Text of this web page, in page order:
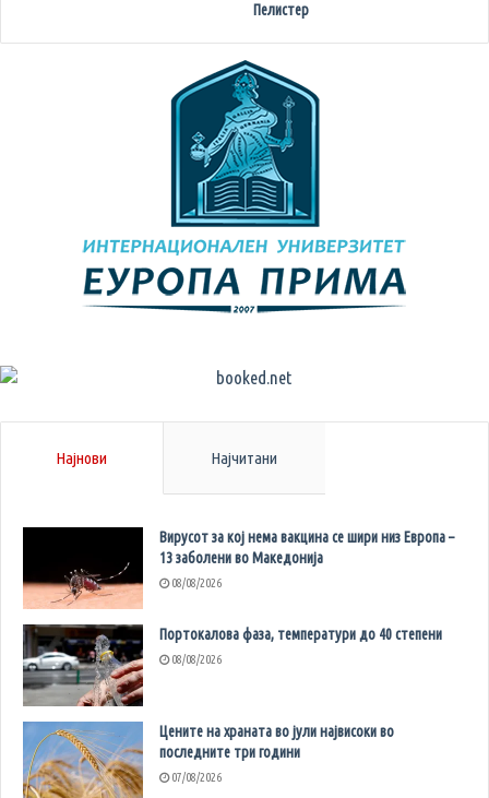
Пелистер
Најнови Најчитани
Вирусот за кој нема вакцина се шири низ Европа –
13 заболени во Македонија
08/08/2026
Портокалова фаза, температури до 40 степени
08/08/2026
Цените на храната во јули највисоки во
последните три години
07/08/2026